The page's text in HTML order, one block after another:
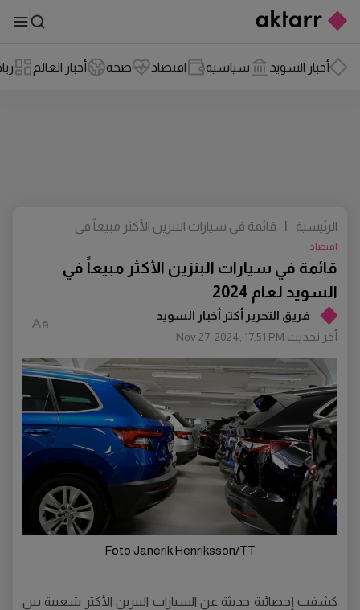
أخبار السويد سياسية اقتصاد صحة أخبار العالم
فريق التحرير أكتر أخبار السويد
أخر تحديث Nov 27, 2024, 17:51 PM
قائمة في سيارات البنزين الأكثر مبيعاً في
السويد لعام 2024
اقتصاد
الرئيسية
قائمة في سيارات البنزين الأكثر مبيعاً في
Foto Janerik Henriksson/TT
كشفت إحصائية حديثة عن السيارات البنزين الأكثر شعبية بين